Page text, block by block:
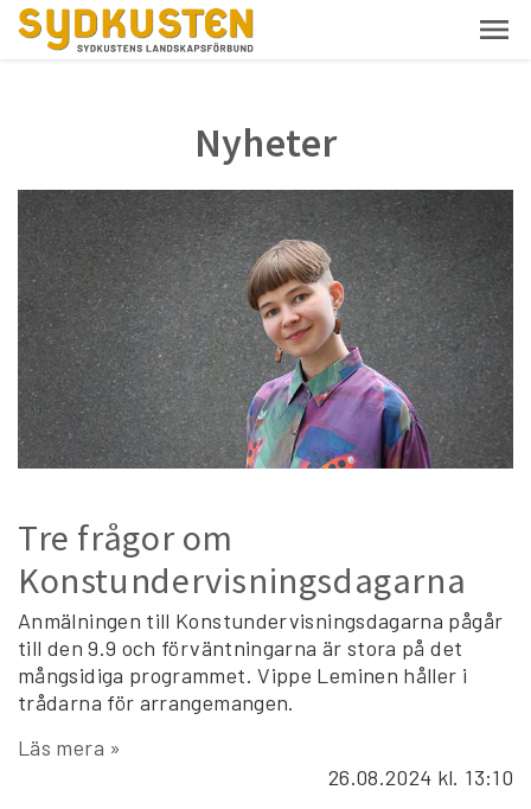
Nyheter
Tre frågor om
Konstundervisningsdagarna
Anmälningen till Konstundervisningsdagarna pågår
till den 9.9 och förväntningarna är stora på det
mångsidiga programmet. Vippe Leminen håller i
trådarna för arrangemangen.
Läs mera »
26.08.2024 kl. 13:10